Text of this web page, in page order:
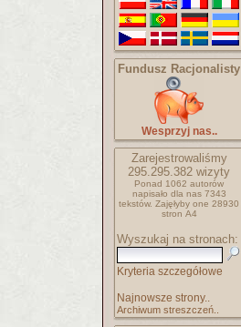
Fundusz Racjonalisty
Wesprzyj nas..
Zarejestrowaliśmy
295.295.382 wizyty
Ponad 1062 autorów
napisało dla nas 7343
tekstów. Zajęłyby one 28930
stron A4
Wyszukaj na stronach:
Kryteria szczegółowe
Najnowsze strony..
Archiwum streszczeń..